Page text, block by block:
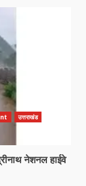
उत्तराखंड
नेशनल हाईवे